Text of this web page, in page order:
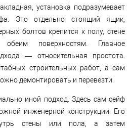
установка подразумевает
Это отдельно стоящий ящик,
болтов крепится к полу, стене
поверхностям. Главное
— относительная простота.
строительных работ, а сам
демонтировать и перевезти.
иной подход. Здесь сам сейф
инженерной конструкции. Его
стены или пола, а затем